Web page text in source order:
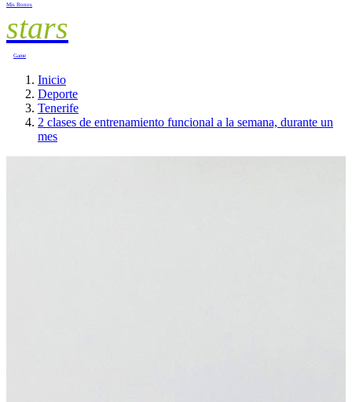
Mis Bonos
stars
Game
Inicio
Deporte
Tenerife
2 clases de entrenamiento funcional a la semana, durante un
mes